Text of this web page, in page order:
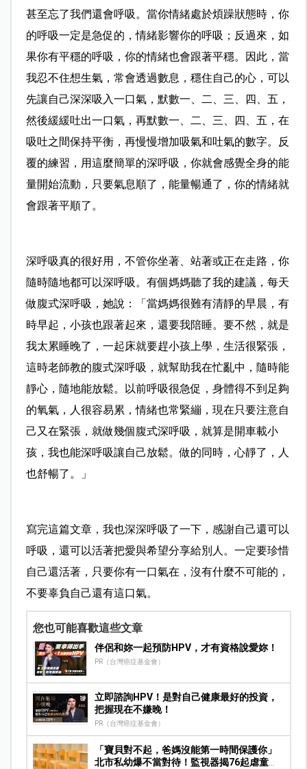
甚至忘了我們還會呼吸。當你情緒處於煩躁狀態時，你
的呼吸一定是急促的，情緒影響你的呼吸；反過來，如
果你有平穩的呼吸，你的情緒也會跟著平穩。因此，當
我忍不住想生氣，常會透過數息，穩住自己的心，可以
先讓自己深深吸入一口氣，默數一、二、三、四、五，
然後緩緩吐出一口氣，再默數一、二、三、四、五，在
吸吐之間保持平衡，再慢慢增加吸氣和吐氣的數字。反
覆的練習，用這麼簡單的深呼吸，你就會感覺全身的能
量開始流動，只要氣息順了，能量暢通了，你的情緒就
會跟著平順了。
深呼吸真的很好用，不管你坐著、站著或正在走路，你
隨時隨地都可以深呼吸。有個媽媽聽了我的建議，每天
做腹式深呼吸，她說：
「當媽媽很難有清靜的早晨，有
時早起，小孩也跟著起來，還要我陪睡。要不然，就是
我太累睡晚了，一起床就要趕小孩上學，生活很緊張，
這時老師教的腹式深呼吸，就幫助我在忙亂中，隨時能
靜心，隨地能放鬆。以前呼吸很急促，身體得不到足夠
的氧氣，人很容易累，情緒也常緊繃，現在只要注意自
己又在緊張，就做幾個腹式深呼吸，就算是開車載小
孩，我也能深呼吸讓自己放鬆。做的同時，心靜了，人
也舒暢了。
」
寫完這篇文章，我也深深呼吸了一下，感謝自己還可以
呼吸，還可以活著把愛與希望分享給別人。一定要珍惜
自己還活著，只要你有一口氣在，沒有什麼不可能的，
不要辜負自己還有這口氣。
您也可能喜歡這些文章
伴侶和妳一起預防HPV，才有資格說愛妳！
PR（台灣癌症基金會）
立即諮詢HPV！是對自己健康最好的投資，
把握現在不嫌晚！
PR（台灣癌症基金會）
「寶貝對不起，爸媽沒能第一時間保護你」
北市私幼爆不當對待！監視器揭76起虐童畫